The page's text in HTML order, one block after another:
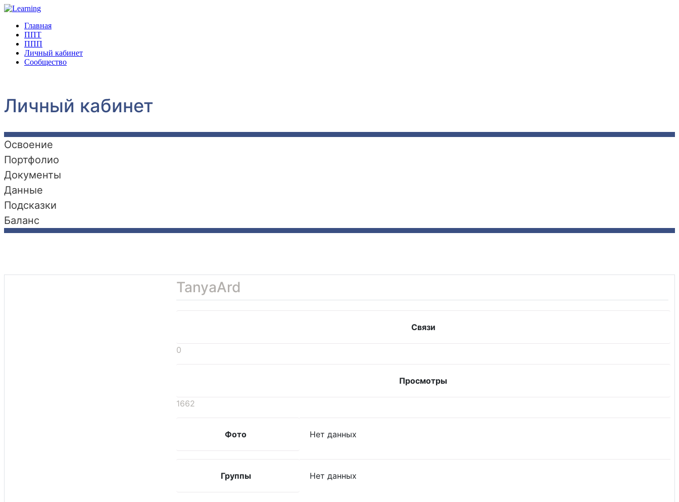
Главная
ППТ
ППП
Личный кабинет
Сообщество
Личный кабинет
Освоение
Портфолио
Документы
Данные
Подсказки
Баланс
TanyaArd
Связи
0
Просмотры
1662
Фото Нет данных
Группы Нет данных